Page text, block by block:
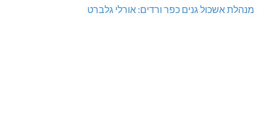
מנהלת אשכול גנים כפר ורדים: אורלי גלברט